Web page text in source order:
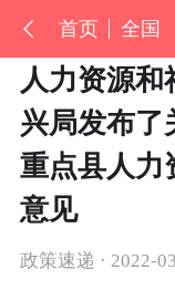
首页 全国
人力资源
兴局发布了
重点县人力
意见
政策速递 · 2022-